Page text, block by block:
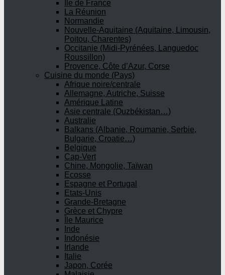
Ile de France
La Réunion
Normandie
Nouvelle-Aquitaine (Aquitaine, Limousin,
Poitou, Charentes)
Occitanie (Midi-Pyrénées, Languedoc
Roussillon)
Provence, Côte d’Azur, Corse
Cuisine du monde (Pays)
Afrique noire/centrale
Allemagne, Autriche, Suisse
Amérique Latine
Asie centrale (Ouzbékistan…)
Australie
Balkans (Albanie, Roumanie, Serbie,
Bulgarie, Croatie…)
Belgique
Cap-Vert
Chine, Mongolie, Taïwan
Ecosse
Espagne et Portugal
Etats-Unis
Grande-Bretagne
Grèce et Chypre
Île Maurice
Inde
Indonésie
Irlande
Italie
Japon, Corée